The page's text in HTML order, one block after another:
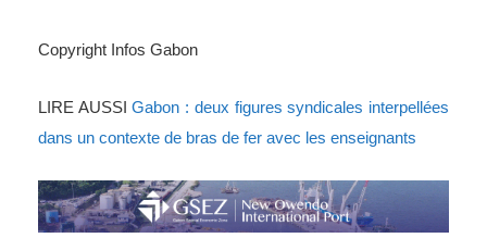
Copyright Infos Gabon
LIRE AUSSIGabon : deux figures syndicales interpellées
dans un contexte de bras de fer avec les enseignants